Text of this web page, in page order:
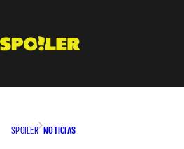
contenido
SPOILER NOTICIAS